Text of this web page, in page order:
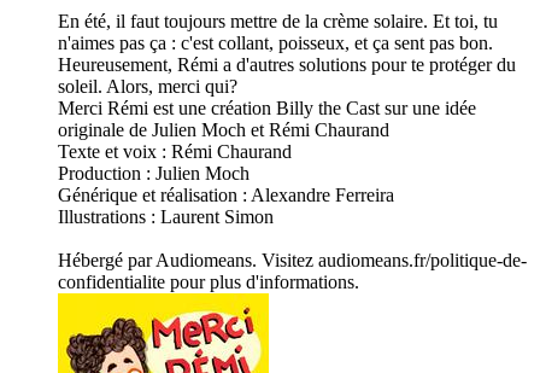
En été, il faut toujours mettre de la crème solaire. Et toi, tu
n'aimes pas ça : c'est collant, poisseux, et ça sent pas bon.
Heureusement, Rémi a d'autres solutions pour te protéger du
soleil. Alors, merci qui?
Merci Rémi est une création Billy the Cast sur une idée
originale de Julien Moch et Rémi Chaurand
Texte et voix : Rémi Chaurand
Production : Julien Moch
Générique et réalisation : Alexandre Ferreira
Illustrations : Laurent Simon
Hébergé par Audiomeans. Visitez audiomeans.fr/politique-de-
confidentialite pour plus d'informations.